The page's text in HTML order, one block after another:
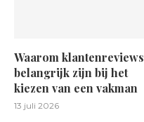
Waarom klantenreviews
belangrijk zijn bij het
kiezen van een vakman
13 juli 2026